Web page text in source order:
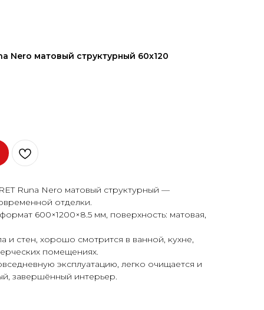
Nero матовый структурный 60х120
Runa Nero матовый структурный —
отделки.
600×1200×8.5 мм, поверхность: матовая,
и стен, хорошо смотрится в ванной, кухне,
помещениях.
эксплуатацию, легко очищается и
завершённый интерьер.